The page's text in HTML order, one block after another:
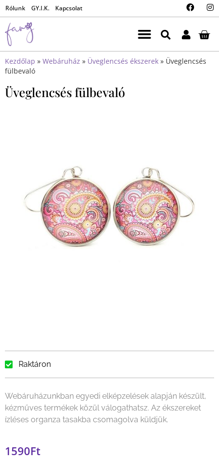
Rólunk GY.I.K. Kapcsolat
Kezdőlap » Webáruház » Üveglencsés ékszerek » Üveglencsés
fülbevaló
Üveglencsés fülbevaló
Raktáron
Webáruházunkban egyedi elképzelések alapján készült,
kézműves termékek közül válogathatsz. Az ékszereket
ízléses organza tasakba csomagolva küldjük.
1590Ft